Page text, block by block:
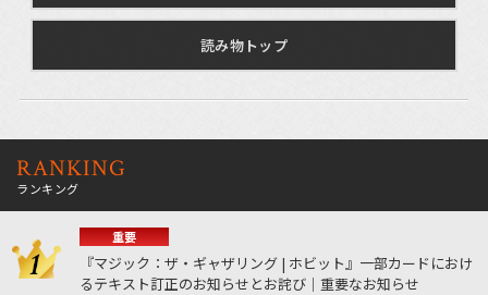
読み物トップ
RANKING
ランキング
重要
『マジック：ザ・ギャザリング | ホビット』一部カードにおけ
るテキスト訂正のお知らせとお詫び｜重要なお知らせ